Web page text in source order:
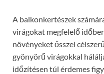
A balkonkertészek
virágokat megfelelő
növényeket ősszel
gyönyörű virágokkal
időzítésen túl érdemes